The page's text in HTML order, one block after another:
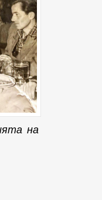
на